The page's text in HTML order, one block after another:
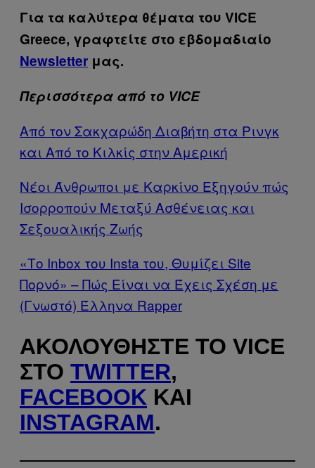
Για τα καλύτερα θέματα του VICE
Greece, γραφτείτε στο εβδομαδιαίο
Newsletter μας.
Περισσότερα από το VICE
Από τον Σακχαρώδη Διαβήτη στα Ρινγκ
και Από το Κιλκίς στην Αμερική
Νέοι Άνθρωποι με Καρκίνο Εξηγούν πώς
Ισορροπούν Μεταξύ Ασθένειας και
Σεξουαλικής Ζωής
«Το Inbox του Ιnsta του, Θυμίζει Site
Πορνό» – Πώς Είναι να Έχεις Σχέση με
(Γνωστό) Έλληνα Rapper
ΑΚΟΛΟΥΘΉΣΤΕ ΤΟ VICE
ΣΤΟ TWITTER,
FACEBOOK ΚΑΙ
INSTAGRAM.